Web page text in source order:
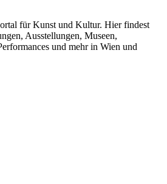
für Kunst und Kultur. Hier findest
Ausstellungen, Museen,
und mehr in Wien und